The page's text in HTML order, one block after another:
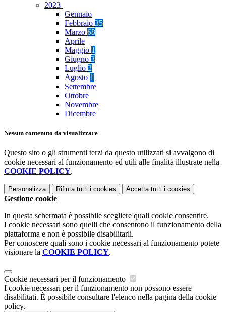
2023
Gennaio
Febbraio 35
Marzo 68
Aprile
Maggio 1
Giugno 3
Luglio 2
Agosto 1
Settembre
Ottobre
Novembre
Dicembre
Nessun contenuto da visualizzare
Questo sito o gli strumenti terzi da questo utilizzati si avvalgono di
cookie necessari al funzionamento ed utili alle finalità illustrate nella
COOKIE POLICY.
Personalizza Rifiuta tutti i cookies Accetta tutti i cookies
Gestione cookie
In questa schermata è possibile scegliere quali cookie consentire.
I cookie necessari sono quelli che consentono il funzionamento della
piattaforma e non è possibile disabilitarli.
Per conoscere quali sono i cookie necessari al funzionamento potete
visionare la COOKIE POLICY.
Cookie necessari per il funzionamento
I cookie necessari per il funzionamento non possono essere
disabilitati. È possibile consultare l'elenco nella pagina della cookie
policy.